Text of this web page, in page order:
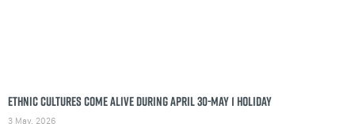
Ethnic cultures come alive during April 30-May 1 holiday
3 May, 2026